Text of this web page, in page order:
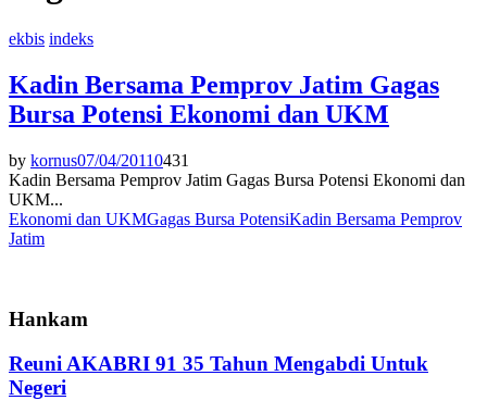
ekbis indeks
Kadin Bersama Pemprov Jatim Gagas
Bursa Potensi Ekonomi dan UKM
by kornus07/04/20110431
Kadin Bersama Pemprov Jatim Gagas Bursa Potensi Ekonomi dan
UKM...
Ekonomi dan UKMGagas Bursa PotensiKadin Bersama Pemprov
Jatim
Hankam
Reuni AKABRI 91 35 Tahun Mengabdi Untuk
Negeri